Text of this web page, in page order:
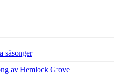
säsonger
av Hemlock Grove